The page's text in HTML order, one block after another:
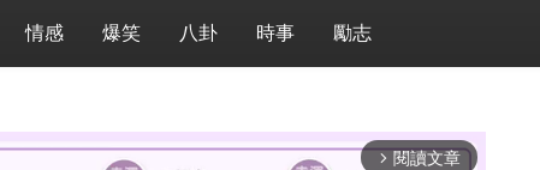
情感 爆笑 八卦 時事 勵志
arrow_forward_ios 閱讀文章